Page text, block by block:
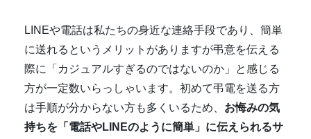
LINEや電話は私たちの身近な連絡手段であり、簡単
に送れるというメリットがありますが弔意を伝える
際に「カジュアルすぎるのではないのか」と感じる
方が一定数いらっしゃいます。初めて弔電を送る方
は手順が分からない方も多くいるため、 お悔みの気
持ちを「電話やLINEのように簡単」に伝えられるサ